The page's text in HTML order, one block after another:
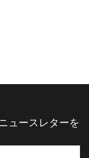
ュースレターを